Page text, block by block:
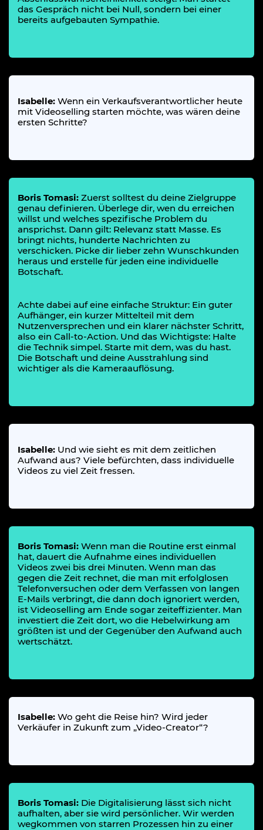
das Gespräch nicht bei Null, sondern bei einer
bereits aufgebauten Sympathie.
Isabelle: Wenn ein Verkaufsverantwortlicher heute
mit Videoselling starten möchte, was wären deine
ersten Schritte?
Boris Tomasi: Zuerst solltest du deine Zielgruppe
genau definieren. Überlege dir, wen du erreichen
willst und welches spezifische Problem du
ansprichst. Dann gilt: Relevanz statt Masse. Es
bringt nichts, hunderte Nachrichten zu
verschicken. Picke dir lieber zehn Wunschkunden
heraus und erstelle für jeden eine individuelle
Botschaft.
Achte dabei auf eine einfache Struktur: Ein guter
Aufhänger, ein kurzer Mittelteil mit dem
Nutzenversprechen und ein klarer nächster Schritt,
also ein Call-to-Action. Und das Wichtigste: Halte
die Technik simpel. Starte mit dem, was du hast.
Die Botschaft und deine Ausstrahlung sind
wichtiger als die Kameraauflösung.
Isabelle: Und wie sieht es mit dem zeitlichen
Aufwand aus? Viele befürchten, dass individuelle
Videos zu viel Zeit fressen.
Boris Tomasi: Wenn man die Routine erst einmal
hat, dauert die Aufnahme eines individuellen
Videos zwei bis drei Minuten. Wenn man das
gegen die Zeit rechnet, die man mit erfolglosen
Telefonversuchen oder dem Verfassen von langen
E-Mails verbringt, die dann doch ignoriert werden,
ist Videoselling am Ende sogar zeiteffizienter. Man
investiert die Zeit dort, wo die Hebelwirkung am
größten ist und der Gegenüber den Aufwand auch
wertschätzt.
Isabelle: Wo geht die Reise hin? Wird jeder
Verkäufer in Zukunft zum „Video-Creator“?
Boris Tomasi: Die Digitalisierung lässt sich nicht
aufhalten, aber sie wird persönlicher. Wir werden
wegkommen von starren Prozessen hin zu einer